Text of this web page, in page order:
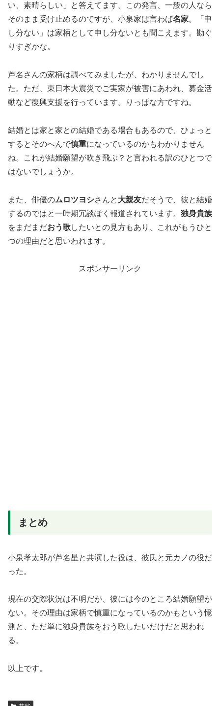
い、素晴らしい」と答えてます。この発言、一般の人なら
そのまま受け止めるのですが、小泉家は言わば名家。「申
し分ない」は家柄として申し分ないとも聞こえます。勘ぐ
りすぎかな。
芦名さんの家柄は調べてみましたが、わかりませんでし
た。ただ、東日本大震災でご実家が被害にあわれ、募金活
動など復興支援を行っています。りっぱな方ですね。
結婚とは家と家との結婚である場合もあるので、ひょっと
するとそのへんで慎重になっているのかもわかりません
ね。これが結婚願望が吹き飛ぶ？と言われる訳のひとつで
はないでしょうか。
また、俳優のムロツヨシさんと 大親友だそうで、彼と結婚
するのではと一時期冗談ぽく報道されています。 独身貴族
をまだまだおう歌したいとの見方もあり、これがもうひと
つの理由だと思いわれます。
スポンサーリンク
まとめ
小泉孝太郎が芦名星と共演した役は、彼氏と元カノの役だ
った。
現在の交際状況は不明だが、彼には今のところ結婚願望が
ない。その理由は家柄で慎重になっているのかもという憶
測と、ただ単に独身貴族をおう歌したいだけだと思われ
る。
以上です。